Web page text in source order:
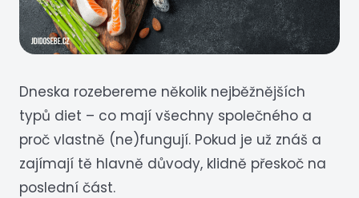
Dneska rozebereme několik nejběžnějších
typů diet – co mají všechny společného a
proč vlastně (ne)fungují. Pokud je už znáš a
zajímají tě hlavně důvody, klidně přeskoč na
poslední část.